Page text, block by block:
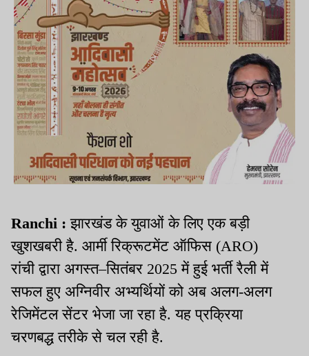
Ranchi :झारखंड के युवाओं के लिए एक बड़ी
खुशखबरी है. आर्मी रिक्रूटमेंट ऑफिस (ARO)
रांची द्वारा अगस्त–सितंबर 2025 में हुई भर्ती रैली में
सफल हुए अग्निवीर अभ्यर्थियों को अब अलग-अलग
रेजिमेंटल सेंटर भेजा जा रहा है. यह प्रक्रिया
चरणबद्ध तरीके से चल रही है.